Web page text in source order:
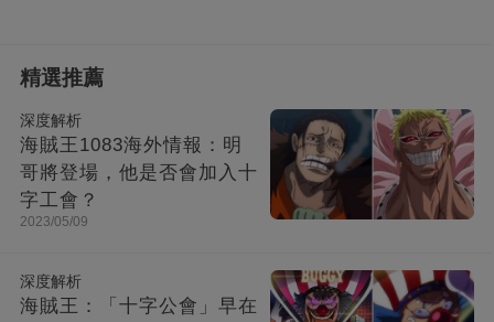
精選推薦
深度解析
海賊王1083海外情報：明
哥將登場，他是否會加入十
字工會？
2023/05/09
深度解析
海賊王：「十字公會」早在